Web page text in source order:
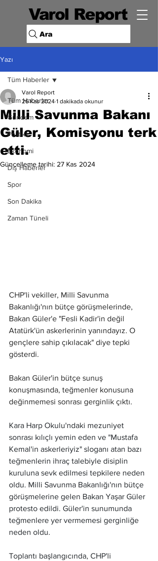
Varol Report
Ara
Yazı
Tüm Haberler
Gündem
Politika
Ekonomi
Dış Haberler
Spor
Son Dakika
Zaman Tüneli
Tüm Haberler
Milli Savunma Bakanı
Güler, Komisyonu terk
etti.
Varol Report
26 Kas 2024 1 dakikada okunur
Güncelleme tarihi: 27 Kas 2024
CHP'li vekiller, Milli Savunma
Bakanlığı'nın bütçe görüşmelerinde,
Bakan Güler'e "Fesli Kadir'in değil
Atatürk'ün askerlerinin yanındayız. O
gençlere sahip çıkılacak" diye tepki
gösterdi.
Bakan Güler'in bütçe sunuş
konuşmasında, teğmenler konusuna
değinmemesi sonrası gerginlik çıktı.
Kara Harp Okulu'ndaki mezuniyet
sonrası kılıçlı yemin eden ve "Mustafa
Kemal'in askerleriyiz" sloganı atan bazı
teğmenlerin ihraç talebiyle disiplin
kuruluna sevk edilmesi tepkilere neden
oldu. Milli Savunma Bakanlığı'nın bütçe
görüşmelerine gelen Bakan Yaşar Güler
protesto edildi. Güler'in sunumunda
teğmenlere yer vermemesi gerginliğe
neden oldu.
Toplantı başlangıcında, CHP'li